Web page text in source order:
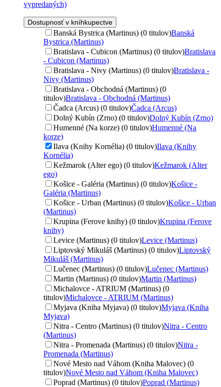
vypredaných)
Dostupnosť v kníhkupectve
Banská Bystrica (Martinus) (0 titulov)Banská
Bystrica (Martinus)
Bratislava - Cubicon (Martinus) (0 titulov)Bratislava
- Cubicon (Martinus)
Bratislava - Nivy (Martinus) (0 titulov)Bratislava -
Nivy (Martinus)
Bratislava - Obchodná (Martinus) (0
titulov)Bratislava - Obchodná (Martinus)
Čadca (Arcus) (0 titulov)Čadca (Arcus)
Dolný Kubín (Zrno) (0 titulov)Dolný Kubín (Zrno)
Humenné (Na korze) (0 titulov)Humenné (Na
korze)
Ilava (Knihy Kornélia) (0 titulov)Ilava (Knihy
Kornélia)
Kežmarok (Alter ego) (0 titulov)Kežmarok (Alter
ego)
Košice - Galéria (Martinus) (0 titulov)Košice -
Galéria (Martinus)
Košice - Urban (Martinus) (0 titulov)Košice - Urban
(Martinus)
Krupina (Ferove knihy) (0 titulov)Krupina (Ferove
knihy)
Levice (Martinus) (0 titulov)Levice (Martinus)
Liptovský Mikuláš (Martinus) (0 titulov)Liptovský
Mikuláš (Martinus)
Lučenec (Martinus) (0 titulov)Lučenec (Martinus)
Martin (Martinus) (0 titulov)Martin (Martinus)
Michalovce - ATRIUM (Martinus) (0
titulov)Michalovce - ATRIUM (Martinus)
Myjava (Kniha Myjava) (0 titulov)Myjava (Kniha
Myjava)
Nitra - Centro (Martinus) (0 titulov)Nitra - Centro
(Martinus)
Nitra - Promenada (Martinus) (0 titulov)Nitra -
Promenada (Martinus)
Nové Mesto nad Váhom (Kniha Malovec) (0
titulov)Nové Mesto nad Váhom (Kniha Malovec)
Poprad (Martinus) (0 titulov)Poprad (Martinus)